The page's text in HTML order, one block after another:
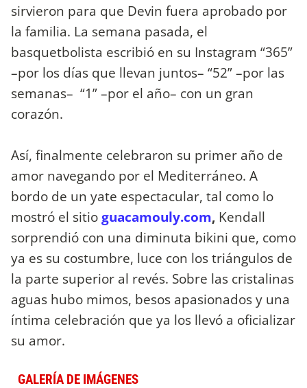
sirvieron para que Devin fuera aprobado por
la familia. La semana pasada, el
basquetbolista escribió en su Instagram “365”
–por los días que llevan juntos– “52” –por las
semanas– “1” –por el año– con un gran
corazón.
Así, finalmente celebraron su primer año de
amor navegando por el Mediterráneo. A
bordo de un yate espectacular, tal como lo
mostró el sitioguacamouly.com, Kendall
sorprendió con una diminuta bikini que, como
ya es su costumbre, luce con los triángulos de
la parte superior al revés. Sobre las cristalinas
aguas hubo mimos, besos apasionados y una
íntima celebración que ya los llevó a oficializar
su amor.
GALERÍA DE IMÁGENES